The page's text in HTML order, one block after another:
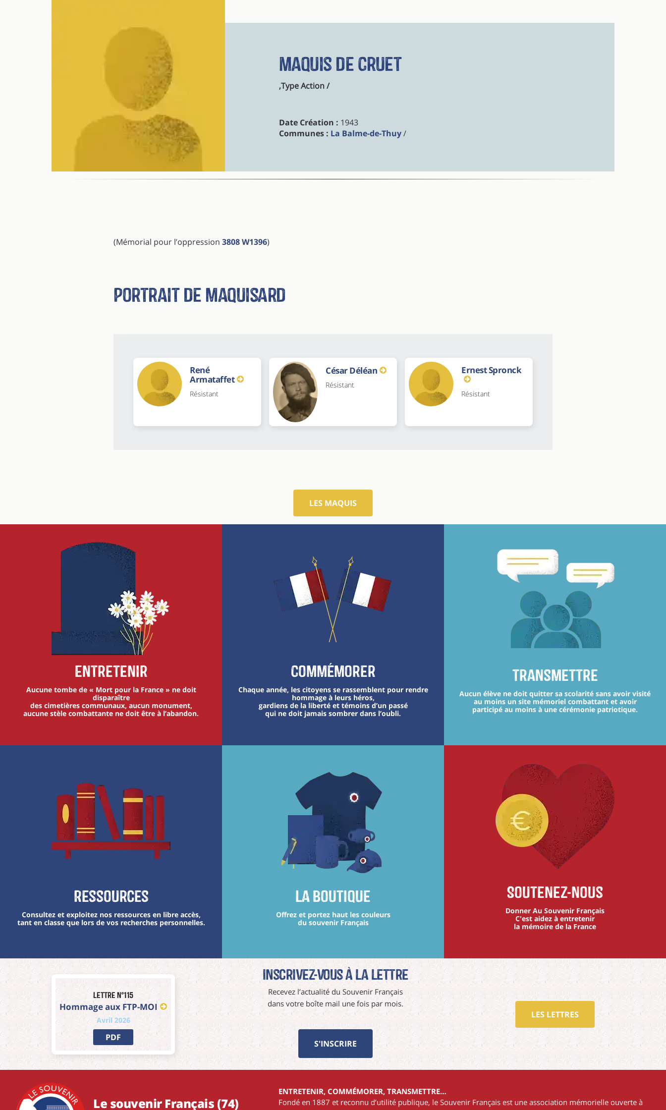
Maquis de Cruet
,Type Action /
Date Création : 1943
Communes : La Balme-de-Thuy/
(Mémorial pour l’oppression 3808 W1396)
Portrait de maquisard
René
Armataffet
Résistant
César Déléan
Résistant
Ernest Spronck
Résistant
LES MAQUIS
Entretenir
Aucune tombe de « Mort pour la France » ne doit
disparaître
des cimetières communaux, aucun monument,
aucune stèle combattante ne doit être à l’abandon.
Commémorer
Chaque année, les citoyens se rassemblent pour rendre
hommage à leurs héros,
gardiens de la liberté et témoins d’un passé
qui ne doit jamais sombrer dans l’oubli.
transmettre
Aucun élève ne doit quitter sa scolarité sans avoir visité
au moins un site mémoriel combattant et avoir
participé au moins à une cérémonie patriotique.
Ressources
Consultez et exploitez nos ressources en libre accès,
tant en classe que lors de vos recherches personnelles.
La boutique
Offrez et portez haut les couleurs
du souvenir Français
Soutenez-nous
Donner Au Souvenir Français
C'est aidez à entretenir
la mémoire de la France
Lettre n°115
Hommage aux FTP-MOI
Avril 2026
PDF
Inscrivez-vous à La Lettre
Recevez l’actualité du Souvenir Français
dans votre boîte mail une fois par mois.
S'INSCRIRE
LES LETTRES
Le souvenir Français (74)
ENTRETENIR, COMMÉMORER, TRANSMETTRE…
Fondé en 1887 et reconnu d’utilité publique, le Souvenir Français est une association mémorielle ouverte à